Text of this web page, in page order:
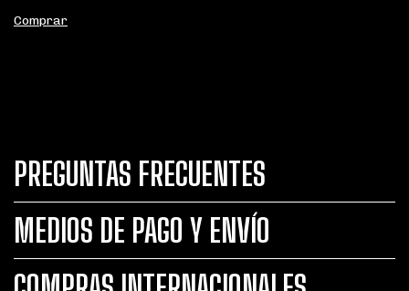
Comprar
PREGUNTAS FRECUENTES
MEDIOS DE PAGO Y ENVÍO